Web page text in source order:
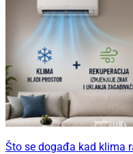
Što se događa kad klima